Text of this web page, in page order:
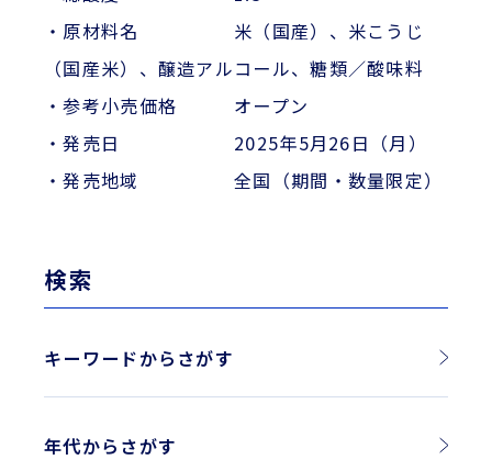
検索
キーワードからさがす
年代からさがす
・原材料名 米（国産）、米こうじ
（国産米）、醸造アルコール、糖類／酸味料
・参考小売価格 オープン
・発売日 2025年5月26日（月）
・発売地域 全国（期間・数量限定）